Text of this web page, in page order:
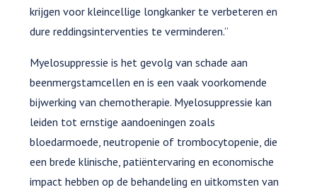
krijgen voor kleincellige longkanker te verbeteren en
dure reddingsinterventies te verminderen.”
Myelosuppressie is het gevolg van schade aan
beenmergstamcellen en is een vaak voorkomende
bijwerking van chemotherapie. Myelosuppressie kan
leiden tot ernstige aandoeningen zoals
bloedarmoede, neutropenie of trombocytopenie, die
een brede klinische, patiëntervaring en economische
impact hebben op de behandeling en uitkomsten van